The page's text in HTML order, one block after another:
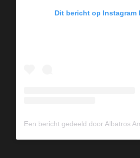
Dit bericht op Instagram